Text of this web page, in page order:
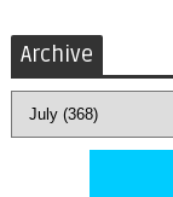
Archive